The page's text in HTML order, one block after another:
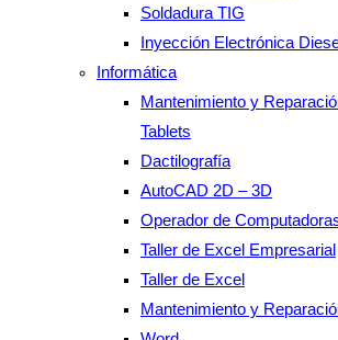
Soldadura TIG
Inyección Electrónica
Informática
Mantenimiento y
Tablets
Dactilografía
AutoCAD 2D – 3D
Operador de
Taller de Excel Empresarial
Taller de Excel
Mantenimiento y